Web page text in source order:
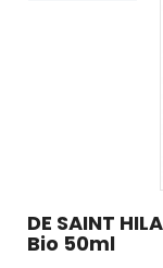
DE SAINT
Bio 50ml